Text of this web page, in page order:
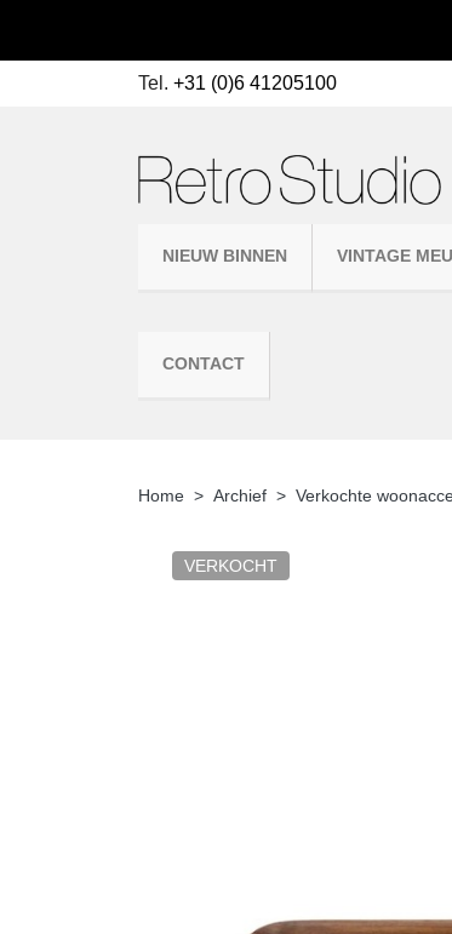
Tel. +31 (0)6 41205100
NIEUW BINNEN VINTAGE
CONTACT
Home Archief Verkochte
VERKOCHT